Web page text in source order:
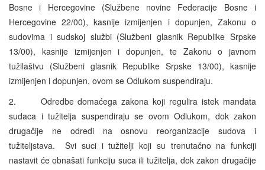
Bosne i Hercegovine (Službene novine Federacije Bosne i
Hercegovine 22/00), kasnije izmijenjen i dopunjen, Zakonu o
sudovima i sudskoj službi (Službeni glasnik Republike Srpske
13/00), kasnije izmijenjen i dopunjen, te Zakonu o javnom
tužilaštvu (Službeni glasnik Republike Srpske 13/00), kasnije
izmijenjen i dopunjen, ovom se Odlukom suspendiraju.
2. Odredbe domaćega zakona koji regulira istek mandata
sudaca i tužitelja suspendiraju se ovom Odlukom, dok zakon
drugačije ne odredi na osnovu reorganizacije sudova i
tužiteljstava. Svi suci i tužitelji koji su trenutačno na funkciji
nastavit će obnašati funkciju suca ili tužitelja, dok zakon drugačije